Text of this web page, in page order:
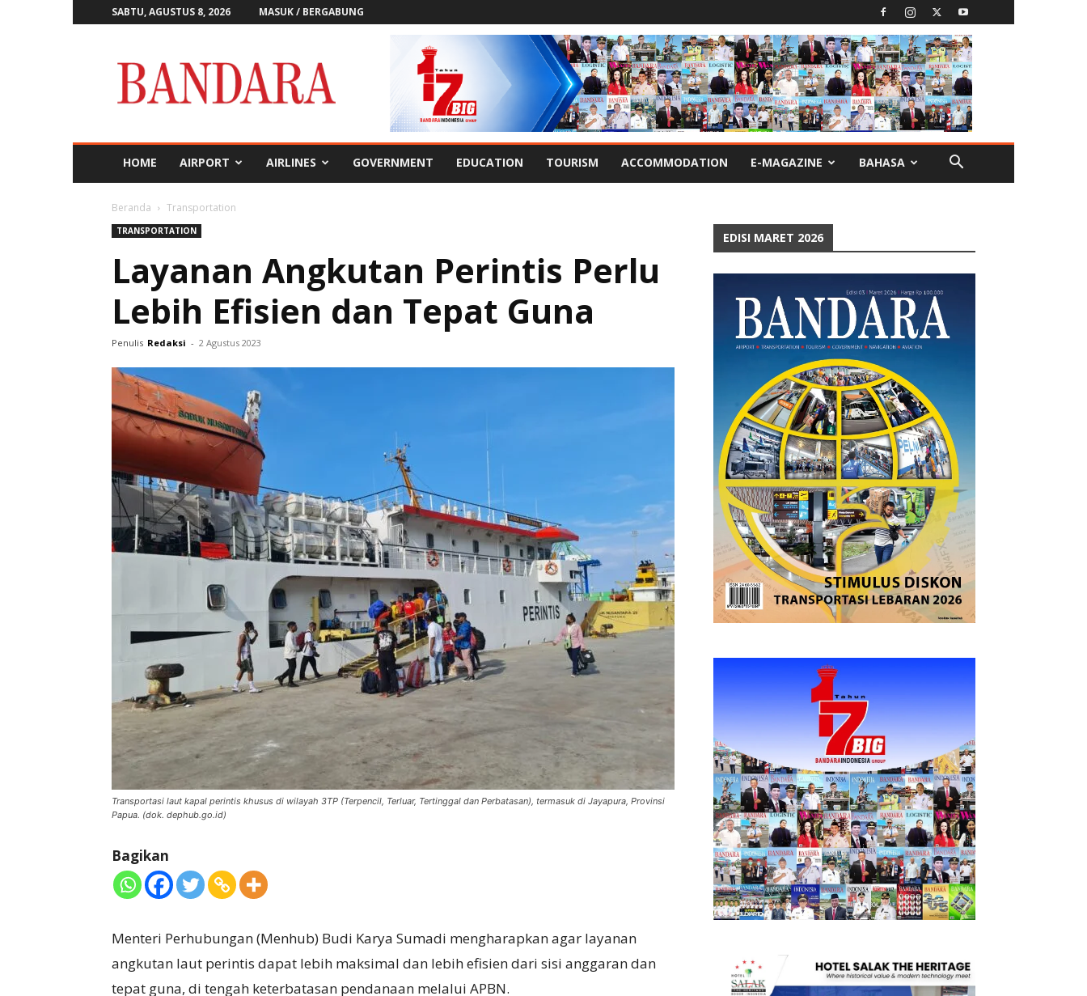
SABTU, AGUSTUS 8, 2026 MASUK / BERGABUNG
Bandara
HOME AIRPORT AIRLINES GOVERNMENT EDUCATION TOURISM ACCOMMODATION E-MAGAZINE BAHASA
Beranda Transportation
TRANSPORTATION
Layanan Angkutan Perintis Perlu
Lebih Efisien dan Tepat Guna
Penulis Redaksi - 2 Agustus 2023
Transportasi laut kapal perintis khusus di wilayah 3TP (Terpencil, Terluar, Tertinggal dan Perbatasan), termasuk di Jayapura, Provinsi
Papua. (dok. dephub.go.id)
Bagikan
Menteri Perhubungan (Menhub) Budi Karya Sumadi mengharapkan agar layanan
angkutan laut perintis dapat lebih maksimal dan lebih efisien dari sisi anggaran dan
tepat guna, di tengah keterbatasan pendanaan melalui APBN.
EDISI MARET 2026